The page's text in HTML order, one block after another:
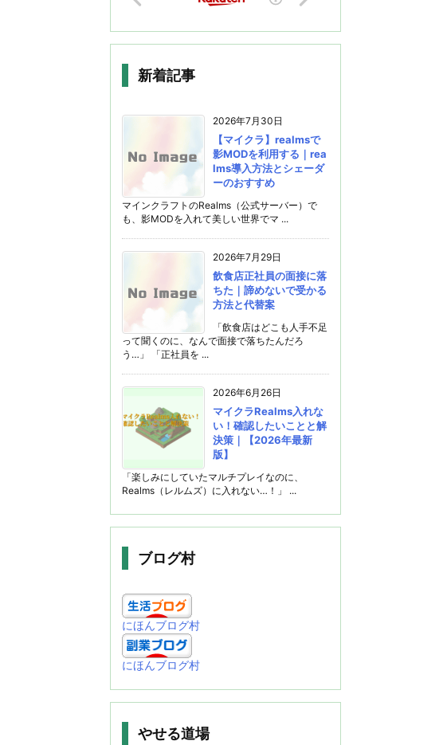
新着記事
2026年7月30日
【マイクラ】realmsで
影MODを利用する｜rea
lms導入方法とシェーダ
ーのおすすめ
マインクラフトのRealms（公式サーバー）で
も、影MODを入れて美しい世界でマ ...
2026年7月29日
飲食店正社員の面接に落
ちた｜諦めないで受かる
方法と代替案
「飲食店はどこも人手不足
って聞くのに、なんで面接で落ちたんだろ
う…」 「正社員を ...
2026年6月26日
マイクラRealms入れな
い！確認したいことと解
決策｜【2026年最新
版】
「楽しみにしていたマルチプレイなのに、
Realms（レルムズ）に入れない…！」 ...
ブログ村
にほんブログ村
にほんブログ村
やせる道場